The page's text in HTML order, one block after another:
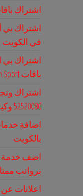
اشتراك
اشتراك
في الكويت
اشتراك بي
باقات Bein Sport الجديدة
اشتراك
52520080 وكيل بين المملكة
اضافة
بالكويت
اضف خدمة
برواتب